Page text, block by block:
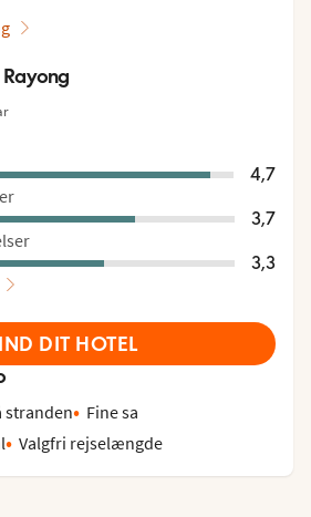
4/5
4,7
3,7
3,3
DIT HOTEL
stranden
Fine sa
Valgfri rejselængde